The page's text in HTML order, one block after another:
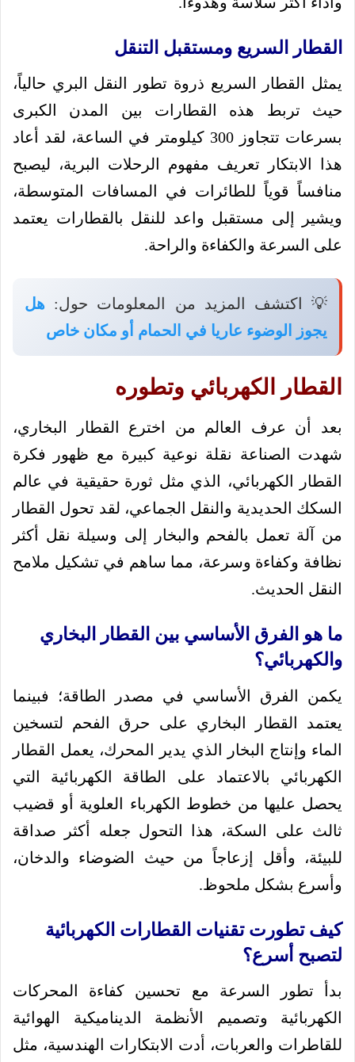
القطار السريع ومستقبل التنقل
يمثل القطار السريع ذروة تطور النقل البري حالياً،
حيث تربط هذه القطارات بين المدن الكبرى
بسرعات تتجاوز 300 كيلومتر في الساعة، لقد أعاد
هذا الابتكار تعريف مفهوم الرحلات البرية، ليصبح
منافساً قوياً للطائرات في المسافات المتوسطة،
ويشير إلى مستقبل واعد للنقل بالقطارات يعتمد
على السرعة والكفاءة والراحة.
💡 اكتشف المزيد من المعلومات حول: هل
يجوز الوضوء عاريا في الحمام أو مكان خاص
القطار الكهربائي وتطوره
بعد أن عرف العالم من اخترع القطار البخاري،
شهدت الصناعة نقلة نوعية كبيرة مع ظهور فكرة
القطار الكهربائي، الذي مثل ثورة حقيقية في عالم
السكك الحديدية والنقل الجماعي، لقد تحول القطار
من آلة تعمل بالفحم والبخار إلى وسيلة نقل أكثر
نظافة وكفاءة وسرعة، مما ساهم في تشكيل ملامح
النقل الحديث.
ما هو الفرق الأساسي بين القطار البخاري
والكهربائي؟
يكمن الفرق الأساسي في مصدر الطاقة؛ فبينما
يعتمد القطار البخاري على حرق الفحم لتسخين
الماء وإنتاج البخار الذي يدير المحرك، يعمل القطار
الكهربائي بالاعتماد على الطاقة الكهربائية التي
يحصل عليها من خطوط الكهرباء العلوية أو قضيب
ثالث على السكة، هذا التحول جعله أكثر صداقة
للبيئة، وأقل إزعاجاً من حيث الضوضاء والدخان،
وأسرع بشكل ملحوظ.
كيف تطورت تقنيات القطارات الكهربائية
لتصبح أسرع؟
بدأ تطور السرعة مع تحسين كفاءة المحركات
الكهربائية وتصميم الأنظمة الديناميكية الهوائية
للقاطرات والعربات، أدت الابتكارات الهندسية، مثل